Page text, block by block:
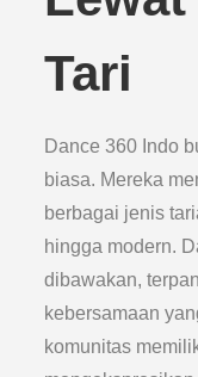
Tari
Dance 360 Indo
biasa. Mereka
berbagai jenis
hingga modern.
dibawakan,
kebersamaan
komunitas